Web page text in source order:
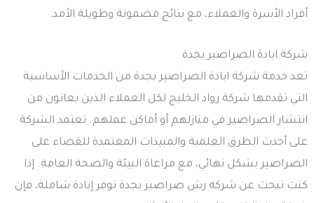
أفراد الأسرة والعملاء، مع نتائج مضمونة وطويلة الأمد.
شركة ابادة الصراصير بجدة
تعد خدمة شركة ابادة الصراصير بجدة من الخدمات الأساسية
التي تقدمها شركة رواد الخليج لكل العملاء الذين يعانون من
انتشار الصراصير في منازلهم أو أماكن عملهم. تعتمد الشركة
على أحدث الطرق العلمية والمبيدات المعتمدة للقضاء على
الصراصير بشكل نهائي، مع مراعاة البيئة والصحة العامة. إذا
كنت تبحث عن شركه رش صراصير بجدة توفر إبادة شاملة، فإن